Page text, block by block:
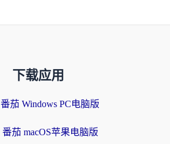
下载应用
番茄 Windows PC电脑版
番茄 macOS苹果电脑版